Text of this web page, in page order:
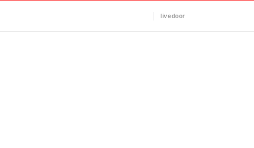
livedoor